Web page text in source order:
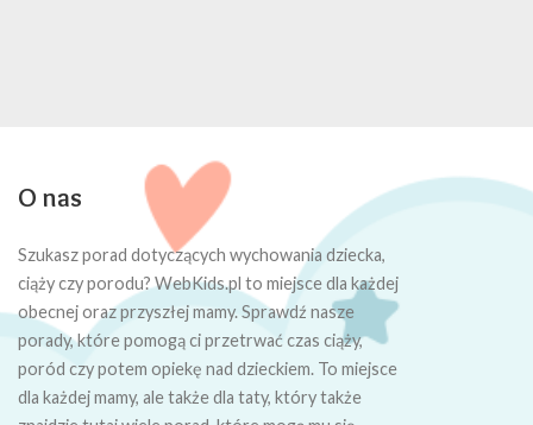
O nas
Szukasz porad dotyczących wychowania dziecka,
ciąży czy porodu? WebKids.pl to miejsce dla każdej
obecnej oraz przyszłej mamy. Sprawdź nasze
porady, które pomogą ci przetrwać czas ciąży,
poród czy potem opiekę nad dzieckiem. To miejsce
dla każdej mamy, ale także dla taty, który także